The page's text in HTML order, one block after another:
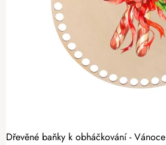
Dřevěné baňky k obháčkování - Vánoce